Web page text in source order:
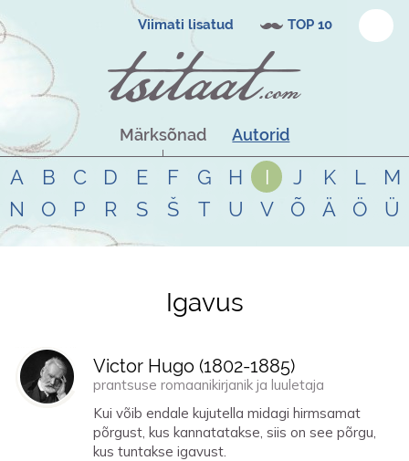
Viimati lisatud TOP 10
Märksõnad Autorid
A B C D E F G H I J K L
M
N
O P R S Š T U V Õ Ä Ö Ü
Tsitaadid teemaligavus
Igavus
Victor Hugo (1802-1885)
prantsuse romaanikirjanik ja luuletaja
Kui võib endale kujutella midagi hirmsamat
põrgust, kus kannatatakse, siis on see põrgu,
kus tuntakse igavust.